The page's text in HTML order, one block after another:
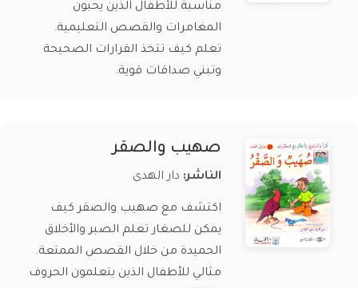
مناسبة للأطفال الذين يحبون
المغامرات والقصص التعليمية.
تعلم كيف تتخذ القرارات الصحيحة
وتبني صداقات قوية.
صهيب والصقر
الناشر: دار الهدى
اكتشف مع صهيب والصقر كيف
يمكن للصغار تعلم الصبر والأخلاق
الحميدة من خلال القصص الممتعة.
مثالي للأطفال الذين يتعلمون الحروف